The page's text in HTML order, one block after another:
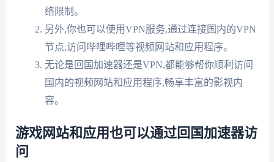
络限制。
另外,你也可以使用VPN服务,通过连接国内的VPN
节点,访问哔哩哔哩等视频网站和应用程序。
无论是回国加速器还是VPN,都能够帮你顺利访问
国内的视频网站和应用程序,畅享丰富的影视内
容。
游戏网站和应用也可以通过回国加速器访
问